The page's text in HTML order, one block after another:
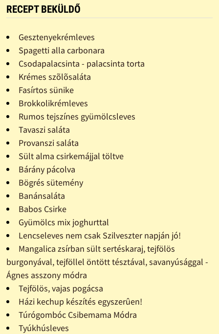
RECEPT BEKÜLDŐ
Gesztenyekrémleves
Spagetti alla carbonara
Csodapalacsinta - palacsinta torta
Krémes szõlõsaláta
Fasírtos sünike
Brokkolikrémleves
Rumos tejszínes gyümölcsleves
Tavaszi saláta
Provanszi saláta
Sült alma csirkemájjal töltve
Bárány pácolva
Bögrés sütemény
Banánsaláta
Babos Csirke
Gyümölcs mix joghurttal
Lencseleves nem csak Szilveszter napján jó!
Mangalica zsírban sült sertéskaraj, tejfölös
burgonyával, tejföllel öntött tésztával, savanyúsággal -
Ágnes asszony módra
Tejfölös, vajas pogácsa
Házi kechup készítés egyszerûen!
Túrógombóc Csibemama Módra
Tyúkhúsleves